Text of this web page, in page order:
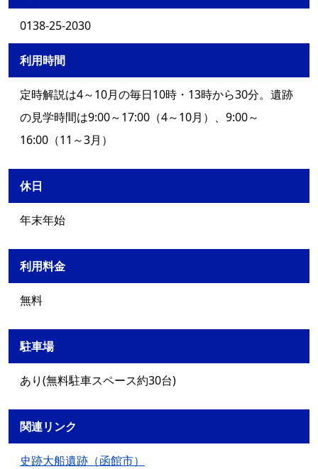
0138-25-2030
利用時間
定時解説は4～10月の毎日10時・13時から30分。遺跡
の見学時間は9:00～17:00（4～10月）、9:00～
16:00（11～3月）
休日
年末年始
利用料金
無料
駐車場
あり(無料駐車スペース約30台)
関連リンク
史跡大船遺跡（函館市）